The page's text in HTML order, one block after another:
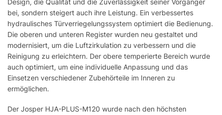
bei, sondern steigert auch ihre Leistung. Ein verbessertes
hydraulisches Türverriegelungssystem optimiert die Bedienung.
Die oberen und unteren Register wurden neu gestaltet und
modernisiert, um die Luftzirkulation zu verbessern und die
Reinigung zu erleichtern. Der obere temperierte Bereich wurde
auch optimiert, um eine individuelle Anpassung und das
Einsetzen verschiedener Zubehörteile im Inneren zu
ermöglichen.
Der Josper HJA-PLUS-M120 wurde nach den höchsten